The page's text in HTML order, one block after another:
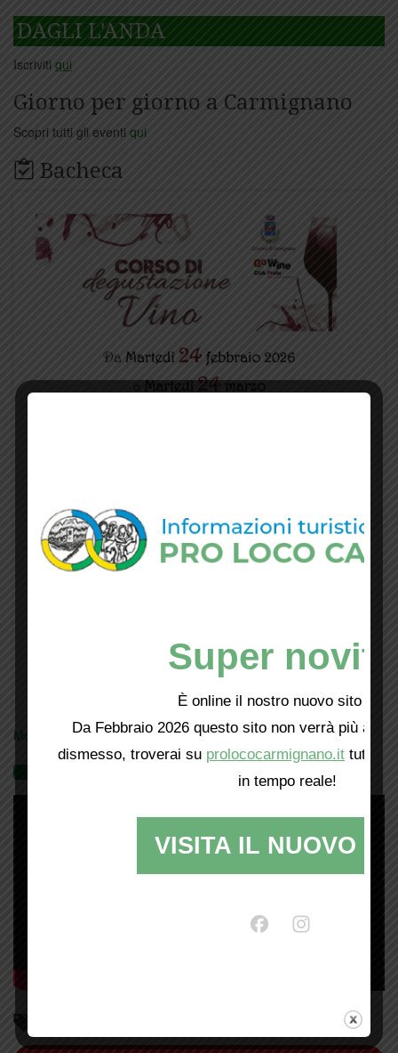
DAGLI L'ANDA
Iscriviti qui
Giorno per giorno a Carmignano
Scopri tutti gli eventi qui
Bacheca
Mostra tutte le locandine
Super
È online il nostro nuovo sito web!
Da Febbraio 2026 questo sito non verrà più
dismesso, troverai su prolococarmignano.it tutti i
in tempo reale!
VISITA IL NUOVO